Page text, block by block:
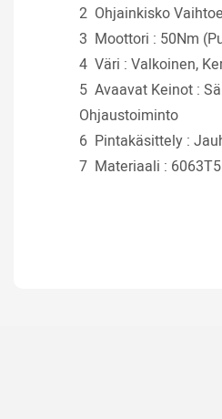
2 Ohjainkisko
3 Moottori : 50Nm
4 Väri : Valkoinen,
5 Avaavat Keinot :
Ohjaustoiminto
6 Pintakäsittely :
7 Materiaali :